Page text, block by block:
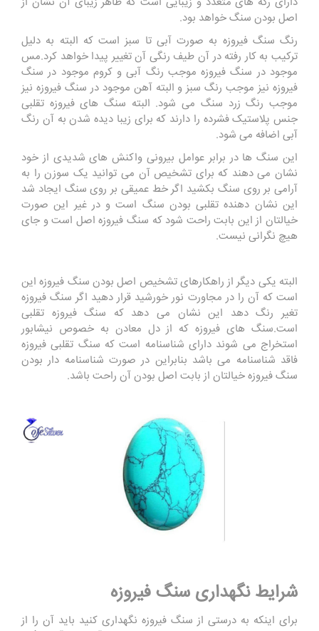
اصل بودن سنگ خواهد بود.
رنگ سنگ فیروزه به صورت آبی تا سبز است که البته به دلیل
ترکیب به کار رفته در آن طیف رنگی آن تغییر پیدا خواهد کرد.مس
موجود در سنگ فیروزه موجب رنگ آبی و کروم موجود در سنگ
فیروزه نیز موجب رنگ سبز و البته آهن موجود در سنگ فیروزه نیز
موجب رنگ زرد سنگ می شود. البته سنگ های فیروزه تقلبی
جنس پلاستیک فشرده را دارند که برای زیبا دیده شدن به آن رنگ
آبی اضافه می شود.
این سنگ ها در برابر عوامل بیرونی واکنش های شدیدی از خود
نشان می دهند که برای تشخیص آن می توانید یک سوزن را به
آرامی بر روی سنگ بکشید اگر خط عمیقی بر روی سنگ ایجاد شد
این نشان دهنده تقلبی بودن سنگ است و در غیر این صورت
خیالتان از این بابت راحت شود که سنگ فیروزه اصل است و جای
هیچ نگرانی نیست.
البته یکی دیگر از راهکارهای تشخیص اصل بودن سنگ فیروزه این
است که آن را در مجاورت نور خورشید قرار دهید اگر سنگ فیروزه
تغیر رنگ دهد این نشان می دهد که سنگ فیروزه تقلبی
است.سنگ های فیروزه که از دل معادن به خصوص نیشابور
استخراج می شوند دارای شناسنامه است که سنگ تقلبی فیروزه
فاقد شناسنامه می باشد بنابراین در صورت شناسنامه دار بودن
سنگ فیروزه خیالتان از بابت اصل بودن آن راحت باشد.
شرایط نگهداری سنگ فیروزه
برای اینکه به درستی از سنگ فیروزه نگهداری کنید باید آن را از